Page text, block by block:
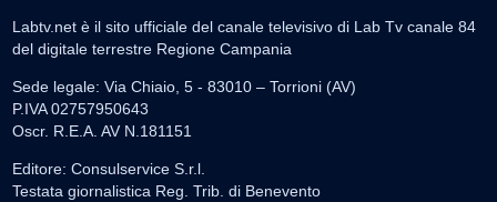
Labtv.net è il sito ufficiale del canale televisivo di Lab Tv canale 84
del digitale terrestre Regione Campania
Sede legale: Via Chiaio, 5 - 83010 – Torrioni (AV)
P.IVA 02757950643
Oscr. R.E.A. AV N.181151
Editore: Consulservice S.r.l.
Testata giornalistica Reg. Trib. di Benevento